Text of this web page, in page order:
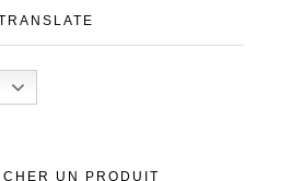
UN PRODUIT